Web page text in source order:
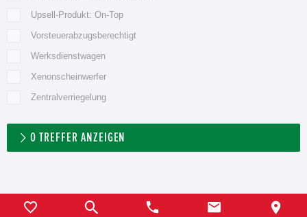
Upsell-Produkt: On-Top
Vorsteuerabzugsberechtigt
Werksdienstwagen
Xenonscheinwerfer
Zentralverriegelung
0 TREFFER ANZEIGEN